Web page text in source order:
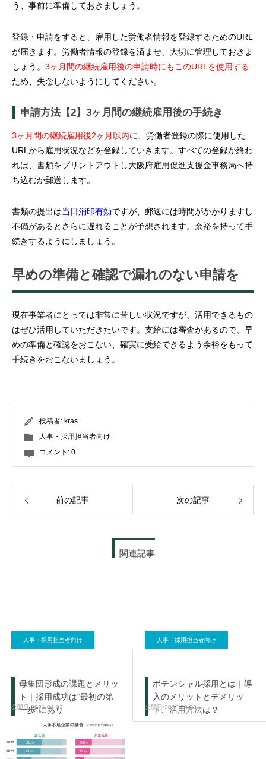
う、事前に準備しておきましょう。
登録・申請をすると、雇用した労働者情報を登録するためのURL
が届きます。労働者情報の登録を済ませ、大切に管理しておきま
しょう。 3ヶ月間の継続雇用後の申請時にもこのURLを使用する
ため、失念しないようにしてください。
申請方法【2】3ヶ月間の継続雇用後の手続き
3ヶ月間の継続雇用後2ヶ月以内に、労働者登録の際に使用した
URLから雇用状況などを登録していきます。すべての登録が終わ
れば、書類をプリントアウトし大阪府雇用促進支援金事務局へ持
ち込むか郵送します。
書類の提出は当日消印有効ですが、郵送には時間がかかりますし
不備があるとさらに遅れることが予想されます。余裕を持って手
続きするようにしましょう。
早めの準備と確認で漏れのない申請を
現在事業者にとっては非常に苦しい状況ですが、活用できるもの
はぜひ活用していただきたいです。支給には審査があるので、早
めの準備と確認をおこない、確実に受給できるよう余裕をもって
手続きをおこないましょう。
投稿者: kras
人事・採用担当者向け
コメント: 0
前の記事 次の記事
関連記事
人事・採用担当者向け
母集団形成の課題とメリッ
ト｜採用成功は“最初の第
一歩”にあり
2021.04.02
人事・採用担当者向け
ポテンシャル採用とは｜導
入のメリットとデメリッ
ト、活用方法は？
2020.09.08